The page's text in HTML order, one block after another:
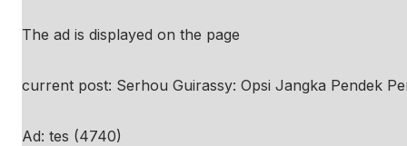
The ad is displayed on the page
current post: Serhou Guirassy: Opsi Jangka Pendek
Ad: tes (4740)